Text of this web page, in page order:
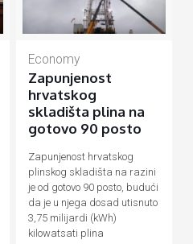
Economy
Zapunjenost
hrvatskog
skladišta plina na
gotovo 90 posto
Zapunjenost hrvatskog
plinskog skladišta na razini
je od gotovo 90 posto, budući
da je u njega dosad utisnuto
3,75 milijardi (kWh)
kilowatsati plina